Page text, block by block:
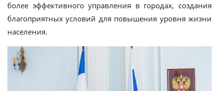
более эффективного управления в городах, создания
благоприятных условий для повышения уровня жизни
населения.